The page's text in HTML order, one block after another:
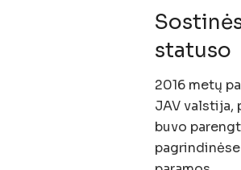
statuso
2016 metų
JAV valstija,
buvo